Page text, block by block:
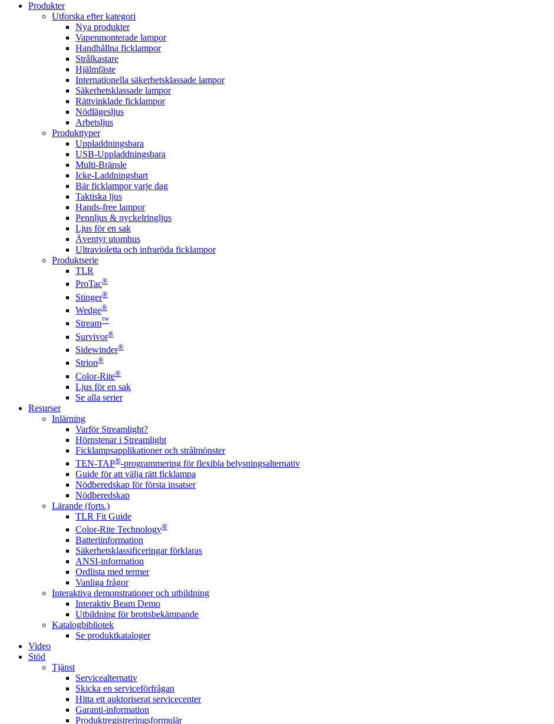
Produkter
Utforska efter kategori
Nya produkter
Vapenmonterade lampor
Handhållna ficklampor
Strålkastare
Hjälmfäste
Internationella säkerhetsklassade lampor
Säkerhetsklassade lampor
Rättvinklade ficklampor
Nödlägesljus
Arbetsljus
Produkttyper
Uppladdningsbara
USB-Uppladdningsbara
Multi-Bränsle
Icke-Laddningsbart
Bär ficklampor varje dag
Taktiska ljus
Hands-free lampor
Pennljus & nyckelringljus
Ljus för en sak
Äventyr utomhus
Ultravioletta och infraröda ficklampor
Produktserie
TLR
ProTac®
Stinger®
Wedge®
Stream™
Survivor®
Sidewinder®
Strion®
Color-Rite®
Ljus för en sak
Se alla serier
Resurser
Inlärning
Varför Streamlight?
Hörnstenar i Streamlight
Ficklampsapplikationer och strålmönster
TEN-TAP®-programmering för flexibla belysningsalternativ
Guide för att välja rätt ficklampa
Nödberedskap för första insatser
Nödberedskap
Lärande (forts.)
TLR Fit Guide
Color-Rite Technology®
Batteriinformation
Säkerhetsklassificeringar förklaras
ANSI-information
Ordlista med termer
Vanliga frågor
Interaktiva demonstrationer och utbildning
Interaktiv Beam Demo
Utbildning för brottsbekämpande
Katalogbibliotek
Se produktkataloger
Video
Stöd
Tjänst
Servicealternativ
Skicka en serviceförfrågan
Hitta ett auktoriserat servicecenter
Garanti-information
Produktregistreringsformulär